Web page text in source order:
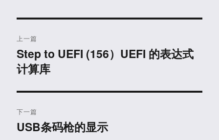
章
导
航
上一篇
上
篇
章：
Step to UEFI (156）UEFI 的表达式
计算库
下一篇
下
USB条码枪的显示